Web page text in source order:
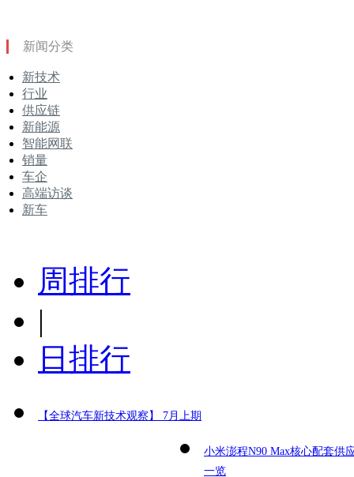
新闻分类
新技术
行业
供应链
新能源
智能网联
销量
车企
高端访谈
新车
周排行
|
日排行
【全球汽车新技术观察】 7月上期
小米澎程N90 Max核心配套供
一览